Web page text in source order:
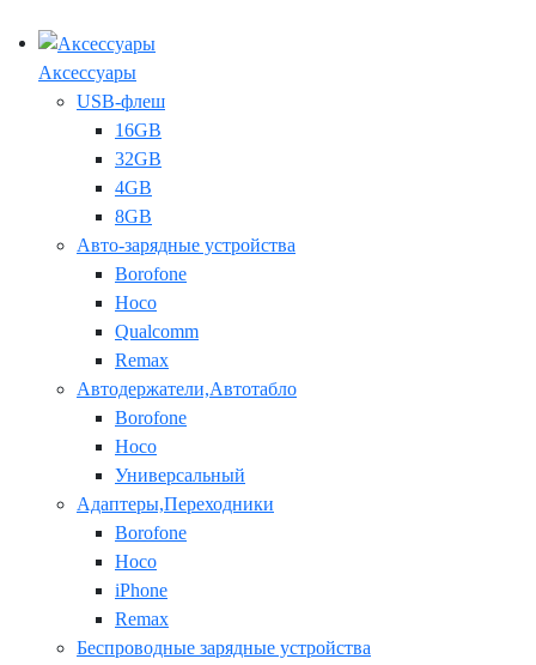
Аксессуары
USB-флеш
16GB
32GB
4GB
8GB
Авто-зарядные устройства
Borofone
Hoco
Qualcomm
Remax
Автодержатели,Автотабло
Borofone
Hoco
Универсальный
Адаптеры,Переходники
Borofone
Hoco
iPhone
Remax
Беспроводные зарядные устройства